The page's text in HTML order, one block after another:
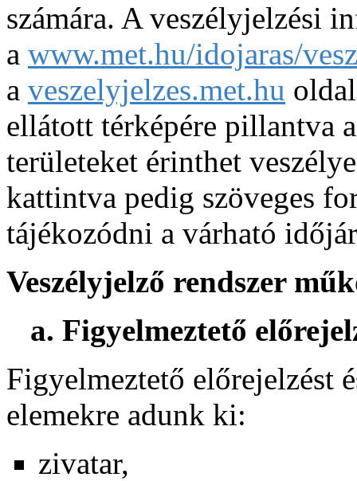
számára. A veszélyjelzési
a www.met.hu/idojaras/
a veszelyjelzes.met.hu
ellátott térképére pillantva
területeket érinthet
kattintva pedig szöveges
tájékozódni a várható
Veszélyjelző rendszer
a. Figyelmeztető
Figyelmeztető előrejelzést
elemekre adunk ki:
zivatar,